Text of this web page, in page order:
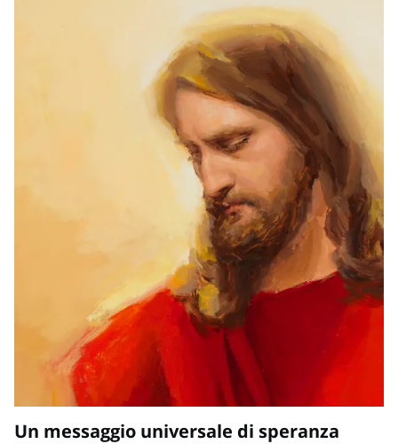
Un messaggio universale di speranza